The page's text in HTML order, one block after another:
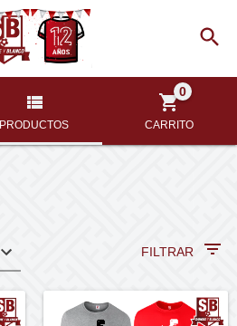
PRODUCTOS CARRITO
0
FILTRAR